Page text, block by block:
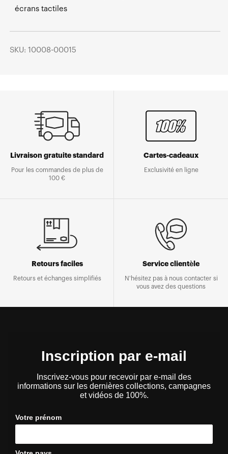
écrans tactiles
SKU: 10008-00015
Livraison gratuite standard
Pour les commandes de plus de
100 €
Cartes-cadeaux
Exclusivité en ligne
Retours faciles
Retours et échanges simplifiés
Service clientèle
N'hésitez pas à nous contacter si
vous avez des questions
Inscription par e-mail
Inscrivez-vous pour recevoir par e-mail des
informations sur les dernières collections, campagnes
et vidéos de 100%.
Votre prénom